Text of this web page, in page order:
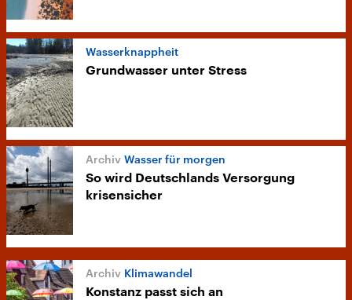
Wasserknappheit
Grundwasser unter Stress
Wasser für morgen
So wird Deutschlands Versorgung
krisensicher
Klimawandel
Konstanz passt sich an